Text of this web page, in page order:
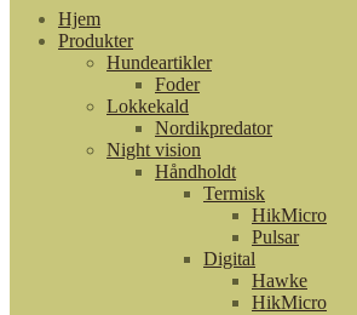
Hjem
Produkter
Hundeartikler
Foder
Lokkekald
Nordikpredator
Night vision
Håndholdt
Termisk
HikMicro
Pulsar
Digital
Hawke
HikMicro